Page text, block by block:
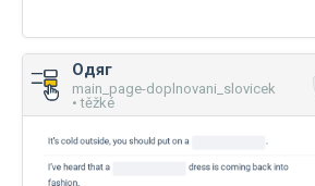
Одяг
main_page-doplnovani_slovicek
• těžké